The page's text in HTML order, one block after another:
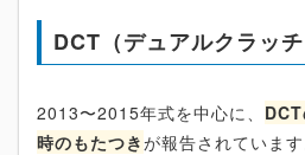
DCT（デュアルクラッ
2013〜2015年式を中心に、
時のもたつきが報告されていま